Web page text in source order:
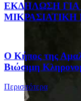
ΕΚΔΗΛΩΣΗ ΓΙΑ
Ο Κήπος της
Βιώσιμη
Περισσότερα